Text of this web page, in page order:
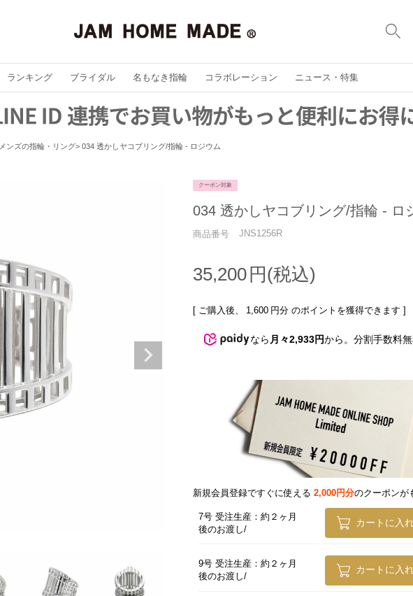
ランキング ブライダル 名もなき指輪 コラボレーション ニュース・特集
メンズの指輪・リング 034 透かしヤコブリング/指輪 - ロジウム
クーポン対象
034 透かしヤコブリング/指輪 - ロ
商品番号 JNS1256R
35,200
[ ご購入後、 1,600 円分 のポイントを獲得できます ]
なら 月々2,933円から。分割手数料
新規会員登録ですぐに使える 2,000円分のクーポンが
7号 受注生産：約２ヶ月
後のお渡し
カートに入
9号 受注生産：約２ヶ月
後のお渡し
カートに入